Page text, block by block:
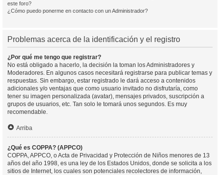
este foro?
¿Cómo puedo ponerme en contacto con un Administrador?
Problemas acerca de la identificación y el registro
¿Por qué me tengo que registrar?
No está obligado a hacerlo, la decisión la toman los Administradores y
Moderadores. En algunos casos necesitará registrarse para publicar temas y
respuestas. Sin embargo, estar registrado le dará acceso a contenidos
adicionales y/o ventajas que como usuario invitado no disfrutaría, como
tener su imagen personalizada (avatar), mensajes privados, suscripción a
grupos de usuarios, etc. Tan solo le tomará unos segundos. Es muy
recomendable.
Arriba
¿Qué es COPPA? (APPCO)
COPPA, APPCO, o Acta de Privacidad y Protección de Niños menores de 13
años del año 1998, es una ley de los Estados Unidos, donde se solicita a los
sitios de Internet, los cuales son potenciales recolectores de información,